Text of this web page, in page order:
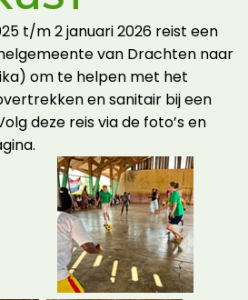
t/m 2 januari 2026 reist een
van Drachten naar
om te helpen met het
en sanitair bij een
deze reis via de foto’s en